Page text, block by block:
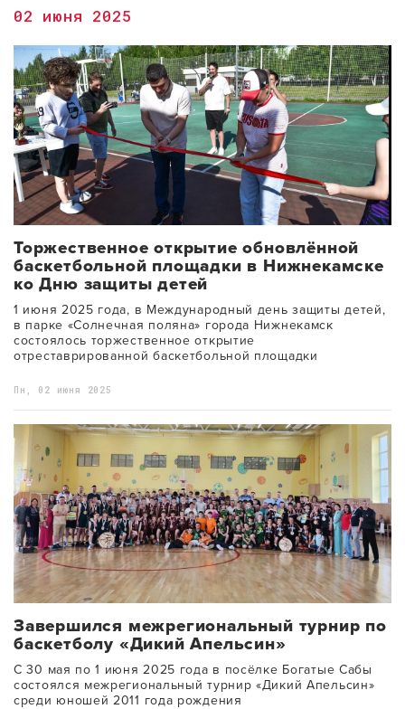
02 июня 2025
Торжественное открытие обновлённой
баскетбольной площадки в Нижнекамске
ко Дню защиты детей
1 июня 2025 года, в Международный день защиты детей,
в парке «Солнечная поляна» города Нижнекамск
состоялось торжественное открытие
отреставрированной баскетбольной площадки
Пн, 02 июня 2025
Завершился межрегиональный турнир по
баскетболу «Дикий Апельсин»
С 30 мая по 1 июня 2025 года в посёлке Богатые Сабы
состоялся межрегиональный турнир «Дикий Апельсин»
среди юношей 2011 года рождения